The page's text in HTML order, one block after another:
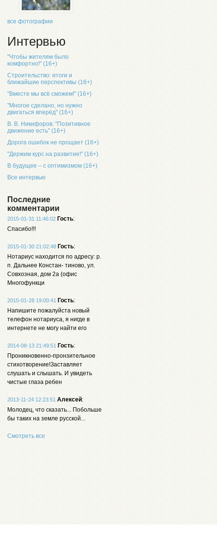
все фотографии
Интервью
"Чтобы жителям было
комфортно!" (16+)
Строительство: итоги и
ближайшие перспективы (16+)
"Вместе мы всё сможем!" (16+)
"Многое сделано, но нужно
двигаться вперёд" (16+)
В. В. Никифоров: "Позитивное
движение есть" (16+)
Дорога ошибок не прощает (16+)
"Держим курс на развитие!" (16+)
В будущее – с оптимизмом (16+)
Все интервью
Последние
комментарии
2015-01-31 11:46:02 Гость:
Спасибо!!!
2015-01-30 21:02:48 Гость:
Нотариус находится по адресу: р.
п. Дальнее Констан- тиново, ул.
Совхозная, дом 2а (офис
Многофункци
2015-01-28 19:00:41 Гость:
Напишите пожалуйста новый
телефон нотариуса, я нигде в
интернете не могу найти его
2014-08-13 21:49:51 Гость:
Проникновенно-пронзительное
стихотворение!Заставляет
слушать и слышать. И увидеть
чистые глаза ребен
2013-11-24 12:23:51 Алексей:
Молодец, что сказать... Побольше
бы таких на земле русской...
Смотреть все